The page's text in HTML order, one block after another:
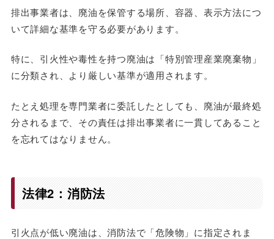
排出事業者は、廃油を保管する場所、容器、表示方法につ
いて詳細な基準を守る必要があります。
特に、引火性や毒性を持つ廃油は「特別管理産業廃棄物」
に分類され、より厳しい基準が適用されます。
たとえ処理を専門業者に委託したとしても、廃油が最終処
分されるまで、その責任は排出事業者に一貫してあること
を忘れてはなりません。
法律2：消防法
引火点が低い廃油は、消防法で「危険物」に指定されま